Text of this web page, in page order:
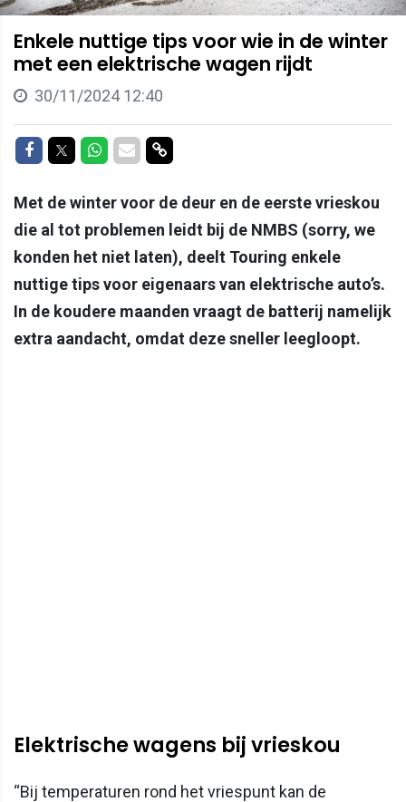
Enkele nuttige tips voor wie in de winter
met een elektrische wagen rijdt
30/11/2024 12:40
Delen op Facebook
Delen op Twitter
Delen op Whatsapp
Delen via Mail
Delen via link
Met de winter voor de deur en de eerste vrieskou
die al tot problemen leidt bij de NMBS (sorry, we
konden het niet laten), deelt Touring enkele
nuttige tips voor eigenaars van elektrische auto’s.
In de koudere maanden vraagt de batterij namelijk
extra aandacht, omdat deze sneller leegloopt.
Elektrische wagens bij vrieskou
“Bij temperaturen rond het vriespunt kan de